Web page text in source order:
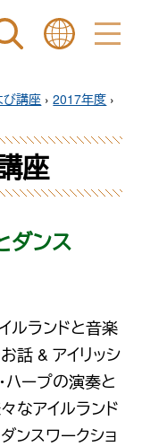
ページ内を検索
ことば
び講座 › 2017年度 ›
座
ダンス
ルランドと音楽
話 & アイリッシ
ハープの演奏と
なアイルランド
ンスワークショ